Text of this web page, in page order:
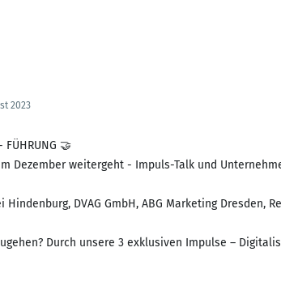
2023
FÜHRUNG 🤝
Dezember weitergeht - Impuls-Talk und
DVAG GmbH, ABG Marketing Dresden,
Durch unsere 3 exklusiven Impulse –